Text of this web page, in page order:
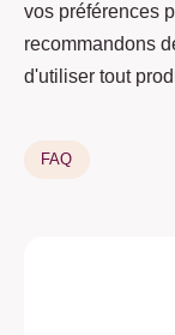
vos préférences
recommandons
d'utiliser tout
FAQ